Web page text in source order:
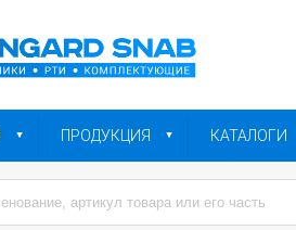
ПРОДУКЦИЯ КАТАЛОГИ